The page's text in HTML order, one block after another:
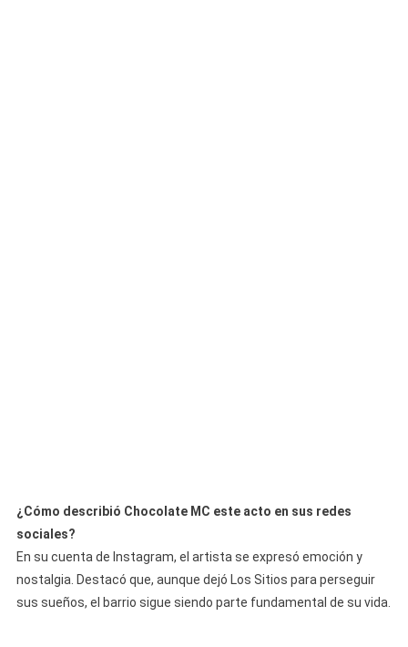
¿Cómo describió Chocolate MC este acto en sus redes
sociales?
En su cuenta de Instagram, el artista se expresó emoción y
nostalgia. Destacó que, aunque dejó Los Sitios para perseguir
sus sueños, el barrio sigue siendo parte fundamental de su vida.